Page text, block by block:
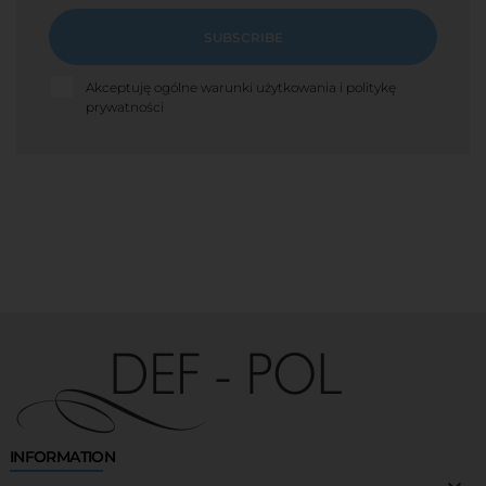
SUBSCRIBE
Akceptuję ogólne warunki użytkowania i politykę
prywatności
INFORMATION